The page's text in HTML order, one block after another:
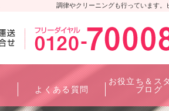
調律やクリーニングも行っています。
よくある質問
お役立ち＆ス
ブログ